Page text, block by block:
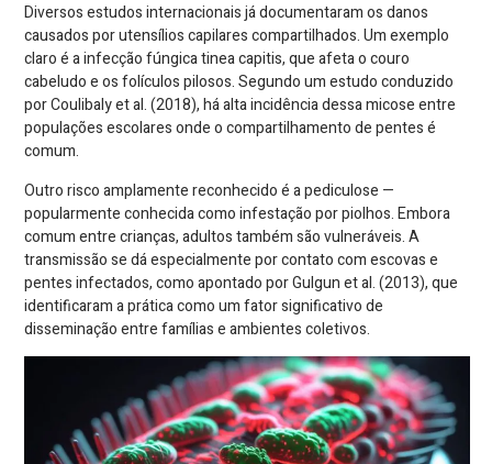
Diversos estudos internacionais já documentaram os danos
causados por utensílios capilares compartilhados. Um exemplo
claro é a infecção fúngica tinea capitis, que afeta o couro
cabeludo e os folículos pilosos. Segundo um estudo conduzido
por Coulibaly et al. (2018), há alta incidência dessa micose entre
populações escolares onde o compartilhamento de pentes é
comum.
Outro risco amplamente reconhecido é a pediculose —
popularmente conhecida como infestação por piolhos. Embora
comum entre crianças, adultos também são vulneráveis. A
transmissão se dá especialmente por contato com escovas e
pentes infectados, como apontado por Gulgun et al. (2013), que
identificaram a prática como um fator significativo de
disseminação entre famílias e ambientes coletivos.